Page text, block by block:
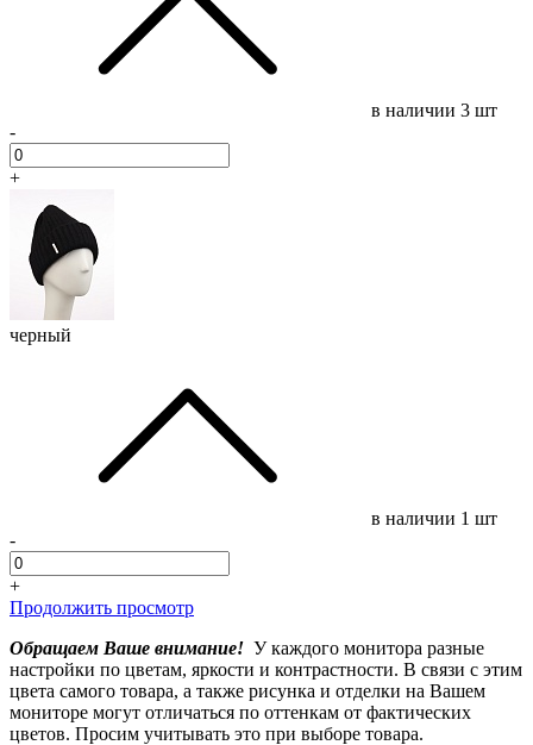
в наличии 3 шт
-
+
черный
в наличии 1 шт
-
+
Продолжить просмотр
Обращаем Ваше внимание! У каждого монитора разные
настройки по цветам, яркости и контрастности. В связи с этим
цвета самого товара, а также рисунка и отделки на Вашем
мониторе могут отличаться по оттенкам от фактических
цветов. Просим учитывать это при выборе товара.